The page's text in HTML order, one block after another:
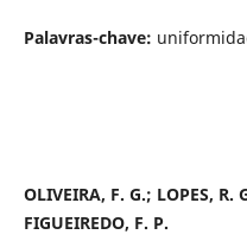
Palavras-chave:
OLIVEIRA, F. G.; LOPES, R.
FIGUEIREDO, F. P.